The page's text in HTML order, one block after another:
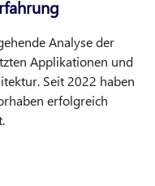
Analyse der
Applikationen und
Seit 2022 haben
erfolgreich